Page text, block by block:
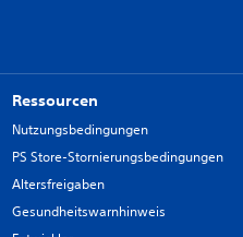
Ressourcen
Nutzungsbedingungen
PS Store-Stornierungsbedingungen
Altersfreigaben
Gesundheitswarnhinweis